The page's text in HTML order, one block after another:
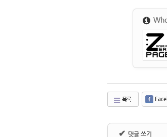
목록
✔ 댓글 쓰기